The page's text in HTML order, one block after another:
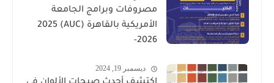
مصروفات وبرامج الجامعة
الأمريكية بالقاهرة (AUC) 2025
-2026
ديسمبر 19, 2024